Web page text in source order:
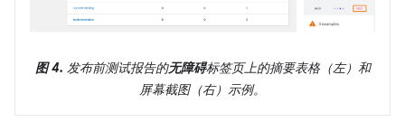
图 4. 发布前测试报告的无障碍标签页上的摘要表格（左）和
屏幕截图（右）示例。